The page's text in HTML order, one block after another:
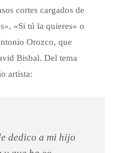
cortes cargados de
«Si tú la quieres» o
Orozco, que
Bisbal. Del tema
artista:
dedico a mi hijo